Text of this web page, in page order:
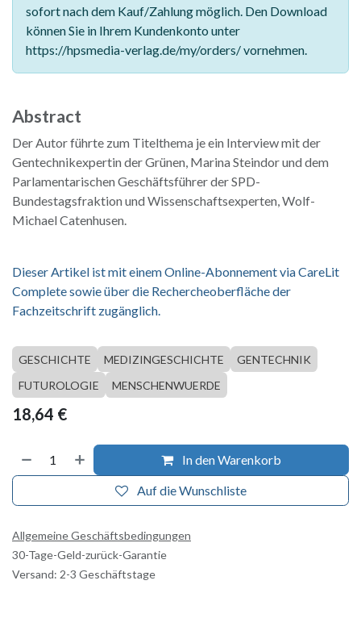
sofort nach dem Kauf/Zahlung möglich. Den Download
können Sie in Ihrem Kundenkonto unter
https://hpsmedia-verlag.de/my/orders/ vornehmen.
Abstract
Der Autor führte zum Titelthema je ein Interview mit der
Gentechnikexpertin der Grünen, Marina Steindor und dem
Parlamentarischen Geschäftsführer der SPD-
Bundestagsfraktion und Wissenschaftsexperten, Wolf-
Michael Catenhusen.
Dieser Artikel ist mit einem Online-Abonnement via CareLit
Complete sowie über die Rechercheoberfläche der
Fachzeitschrift zugänglich.
GESCHICHTE MEDIZINGESCHICHTE
GENTECHNIK
FUTUROLOGIE
MENSCHENWUERDE
18,64 €
In den Warenkorb
Auf die Wunschliste
Allgemeine Geschäftsbedingungen
30-Tage-Geld-zurück-Garantie
Versand: 2-3 Geschäftstage